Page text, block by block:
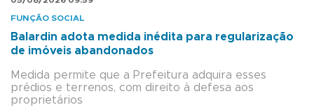
FUNÇÃO SOCIAL
Balardin adota medida inédita para regularização
de imóveis abandonados
Medida permite que a Prefeitura adquira esses
prédios e terrenos, com direito à defesa aos
proprietários